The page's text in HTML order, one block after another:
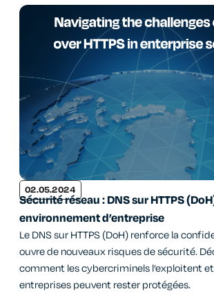
02.05.2024
Sécurité réseau : DNS sur HTTPS
environnement d’entreprise
Le DNS sur HTTPS (DoH) renforce la
ouvre de nouveaux risques de sécurité.
comment les cybercriminels l’exploitent
entreprises peuvent rester protégées.